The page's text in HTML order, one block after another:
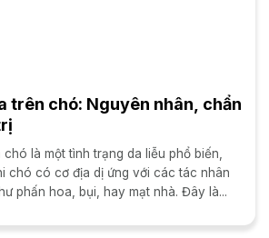
trên chó: Nguyên nhân, chẩn
là một tình trạng da liễu phổ biến,
chó có cơ địa dị ứng với các tác nhân
phấn hoa, bụi, hay mạt nhà. Đây là...